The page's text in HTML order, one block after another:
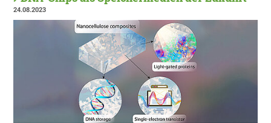
24.08.2023